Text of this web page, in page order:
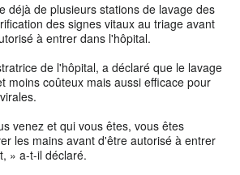
déjà de plusieurs stations de lavage des
des signes vitaux au triage avant
à entrer dans l'hôpital.
de l'hôpital, a déclaré que le lavage
moins coûteux mais aussi efficace pour
venez et qui vous êtes, vous êtes
les mains avant d'être autorisé à entrer
» a-t-il déclaré.